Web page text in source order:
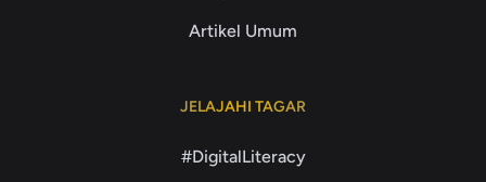
Artikel Umum
JELAJAHI TAGAR
#DigitalLiteracy